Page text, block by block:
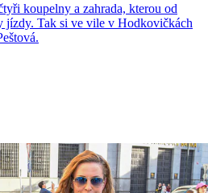
koupelny a zahrada, kterou od
jízdy. Tak si ve vile v Hodkovičkách